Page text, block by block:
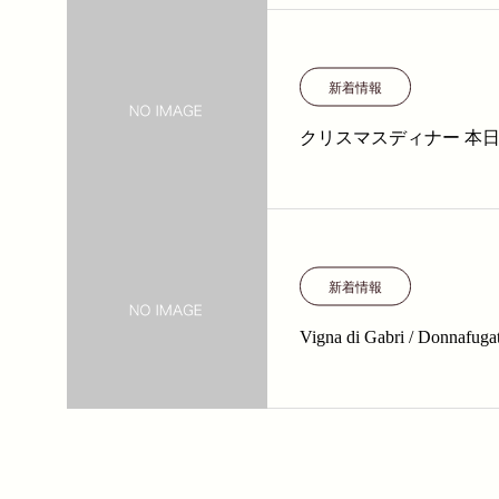
新着情報
クリスマスディナー 本
新着情報
Vigna di Gabri /